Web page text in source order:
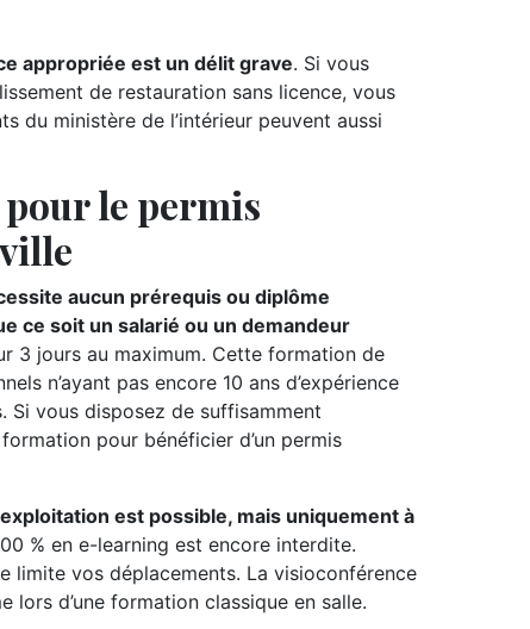
appropriée est un délit grave. Si vous
de restauration sans licence, vous
du ministère de l’intérieur peuvent aussi
le permis
aucun prérequis ou diplôme
ce soit un salarié ou un demandeur
3 jours au maximum. Cette formation de
n’ayant pas encore 10 ans d’expérience
Si vous disposez de suffisamment
pour bénéficier d’un permis
est possible, mais uniquement à
% en e-learning est encore interdite.
limite vos déplacements. La visioconférence
lors d’une formation classique en salle.